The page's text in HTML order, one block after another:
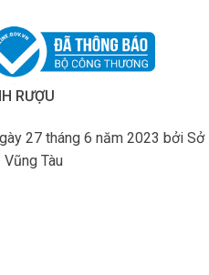
RƯỢU
27 tháng 6 năm 2023 bởi Sở
Tàu